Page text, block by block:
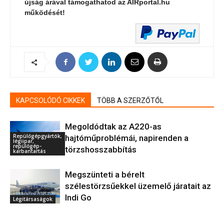
újság árával támogathatod az AIRportal.hu
működését!
KAPCSOLÓDÓ CIKKEK TÖBB A SZERZŐTŐL
Repülőgépgyártók,
légiipar,
repülőgép-
karbantartás
Megoldódtak az A220-as
hajtóműproblémái, napirenden a
törzshosszabbítás
Légitársaságok
Megszünteti a bérelt
szélestörzsűekkel üzemelő járatait az
Indi Go